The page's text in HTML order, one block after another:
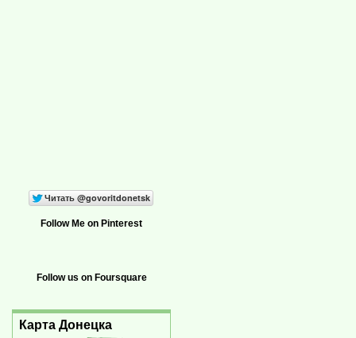
Follow Me on Pinterest
Follow us on Foursquare
Карта Донецка